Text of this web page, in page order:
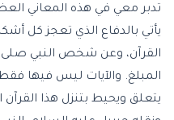
تدبر معي في هذه المعاني
يأتي بالدفاع الذي تعجز كل
القرآن، وعن شخص النبي صلى
المبلغ. والآيات ليس فيها
يتعلق ويحيط بتنزل هذا القرآن